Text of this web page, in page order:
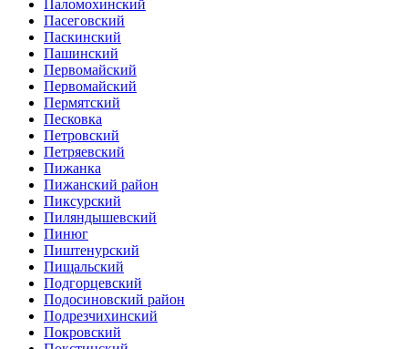
Паломохинский
Пасеговский
Паскинский
Пашинский
Первомайский
Первомайский
Пермятский
Песковка
Петровский
Петряевский
Пижанка
Пижанский район
Пиксурский
Пиляндышевский
Пинюг
Пиштенурский
Пищальский
Подгорцевский
Подосиновский район
Подрезчихинский
Покровский